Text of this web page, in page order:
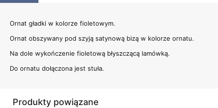
Ornat gładki w kolorze fioletowym.
Ornat obszywany pod szyją satynową bizą w kolorze ornatu.
Na dole wykończenie fioletową błyszczącą lamówką.
Do ornatu dołączona jest stuła.
Produkty powiązane